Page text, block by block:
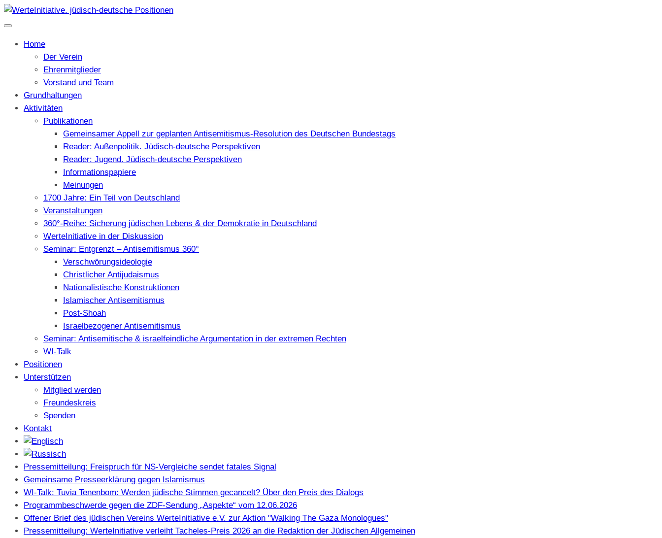
Home
Der Verein
Ehrenmitglieder
Vorstand und Team
Grundhaltungen
Aktivitäten
Publikationen
Gemeinsamer Appell zur geplanten Antisemitismus-Resolution des Deutschen Bundestags
Reader: Außenpolitik. Jüdisch-deutsche Perspektiven
Reader: Jugend. Jüdisch-deutsche Perspektiven
Informationspapiere
Meinungen
1700 Jahre: Ein Teil von Deutschland
Veranstaltungen
360°-Reihe: Sicherung jüdischen Lebens & der Demokratie in Deutschland
WerteInitiative in der Diskussion
Seminar: Entgrenzt – Antisemitismus 360°
Verschwörungsideologie
Christlicher Antijudaismus
Nationalistische Konstruktionen
Islamischer Antisemitismus
Post-Shoah
Israelbezogener Antisemitismus
Seminar: Antisemitische & israelfeindliche Argumentation in der extremen Rechten
WI-Talk
Positionen
Unterstützen
Mitglied werden
Freundeskreis
Spenden
Kontakt
Pressemitteilung: Freispruch für NS-Vergleiche sendet fatales Signal
Gemeinsame Presseerklärung gegen Islamismus
WI-Talk: Tuvia Tenenbom: Werden jüdische Stimmen gecancelt? Über den Preis des Dialogs
Programmbeschwerde gegen die ZDF-Sendung „Aspekte“ vom 12.06.2026
Offener Brief des jüdischen Vereins WerteInitiative e.V. zur Aktion "Walking The Gaza Monologues"
Pressemitteilung: WerteInitiative verleiht Tacheles-Preis 2026 an die Redaktion der Jüdischen Allgemeinen